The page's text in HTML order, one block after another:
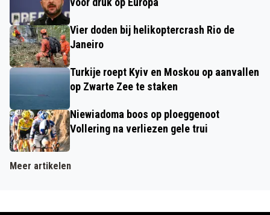
Vier doden bij helikoptercrash Rio de
Janeiro
Turkije roept Kyiv en Moskou op aanvallen
op Zwarte Zee te staken
Niewiadoma boos op ploeggenoot
Vollering na verliezen gele trui
Meer artikelen